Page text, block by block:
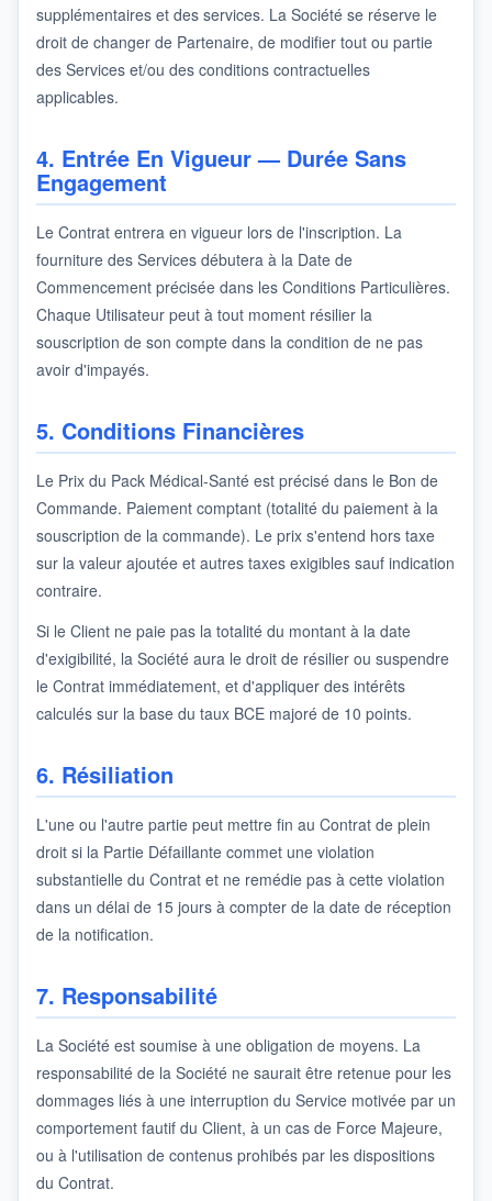
supplémentaires et des services. La Société se réserve le
droit de changer de Partenaire, de modifier tout ou partie
des Services et/ou des conditions contractuelles
applicables.
4. Entrée En Vigueur — Durée Sans
Engagement
Le Contrat entrera en vigueur lors de l'inscription. La
fourniture des Services débutera à la Date de
Commencement précisée dans les Conditions Particulières.
Chaque Utilisateur peut à tout moment résilier la
souscription de son compte dans la condition de ne pas
avoir d'impayés.
5. Conditions Financières
Le Prix du Pack Médical-Santé est précisé dans le Bon de
Commande. Paiement comptant (totalité du paiement à la
souscription de la commande). Le prix s'entend hors taxe
sur la valeur ajoutée et autres taxes exigibles sauf indication
contraire.
Si le Client ne paie pas la totalité du montant à la date
d'exigibilité, la Société aura le droit de résilier ou suspendre
le Contrat immédiatement, et d'appliquer des intérêts
calculés sur la base du taux BCE majoré de 10 points.
6. Résiliation
L'une ou l'autre partie peut mettre fin au Contrat de plein
droit si la Partie Défaillante commet une violation
substantielle du Contrat et ne remédie pas à cette violation
dans un délai de 15 jours à compter de la date de réception
de la notification.
7. Responsabilité
La Société est soumise à une obligation de moyens. La
responsabilité de la Société ne saurait être retenue pour les
dommages liés à une interruption du Service motivée par un
comportement fautif du Client, à un cas de Force Majeure,
ou à l'utilisation de contenus prohibés par les dispositions
du Contrat.